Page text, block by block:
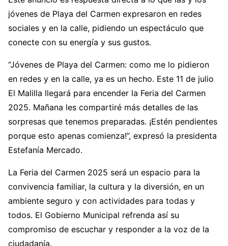
jóvenes de Playa del Carmen expresaron en redes
sociales y en la calle, pidiendo un espectáculo que
conecte con su energía y sus gustos.
“Jóvenes de Playa del Carmen: como me lo pidieron
en redes y en la calle, ya es un hecho. Este 11 de julio
El Malilla llegará para encender la Feria del Carmen
2025. Mañana les compartiré más detalles de las
sorpresas que tenemos preparadas. ¡Estén pendientes
porque esto apenas comienza!”, expresó la presidenta
Estefanía Mercado.
La Feria del Carmen 2025 será un espacio para la
convivencia familiar, la cultura y la diversión, en un
ambiente seguro y con actividades para todas y
todos. El Gobierno Municipal refrenda así su
compromiso de escuchar y responder a la voz de la
ciudadanía.